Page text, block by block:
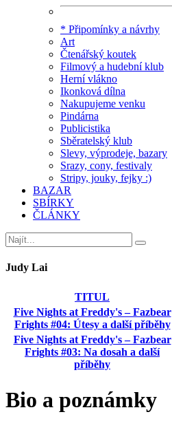
* Připomínky a návrhy
Art
Čtenářský koutek
Filmový a hudební klub
Herní vlákno
Ikonková dílna
Nakupujeme venku
Pindárna
Publicistika
Sběratelský klub
Slevy, výprodeje, bazary
Srazy, cony, festivaly
Stripy, jouky, fejky :)
BAZAR
SBÍRKY
ČLÁNKY
Judy Lai
TITUL
Five Nights at Freddy's – Fazbear
Frights #04: Útesy a další příběhy
Five Nights at Freddy's – Fazbear
Frights #03: Na dosah a další
příběhy
Bio a poznámky